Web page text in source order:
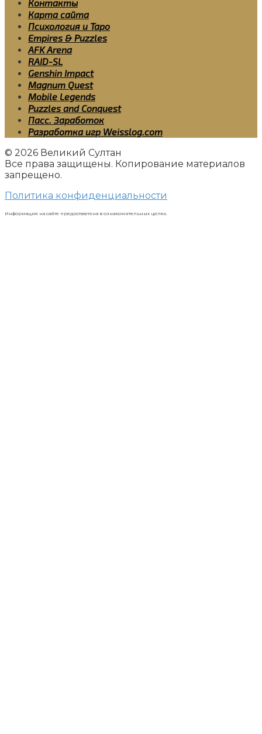
Контакты
Карта сайта
Психология и Таро
Empires & Puzzles
AFK Arena
RAID-SL
Genshin Impact
Magnum Quest
Mobile Legends
Puzzles and Conquest
Пасс. Заработок
Разработка игр Weisslog.com
© 2026 Великий Султан
Все права защищены. Копирование материалов
запрещено.
Политика конфиденциальности
Информация на сайте предоставлена в ознакомительных целях.